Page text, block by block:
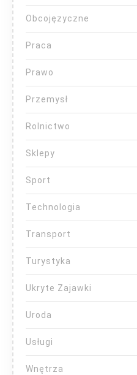
Obcojęzyczne
Praca
Prawo
Przemysł
Rolnictwo
Sklepy
Sport
Technologia
Transport
Turystyka
Ukryte Zajawki
Uroda
Usługi
Wnętrza